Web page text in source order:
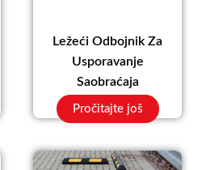
Ležeći Odbojnik Za
Usporavanje
Saobraćaja
Pročitajte još